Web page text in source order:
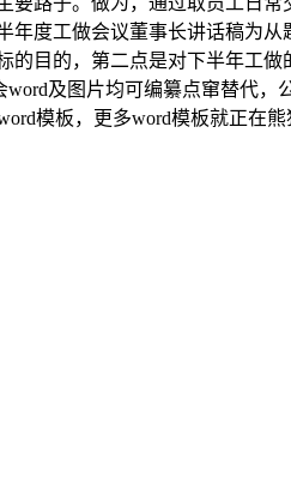
度工做会议董事长讲话稿为从
目的，第二点是对下半年工做
及图片均可编纂点窜替代，
模板，更多word模板就正在熊